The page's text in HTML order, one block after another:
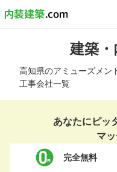
建築
高知県のアミューズメン
工事会社一覧
あなたにピッ
マ
完全無料